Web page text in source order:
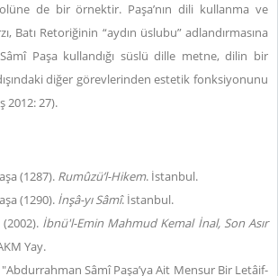
de bir örnektir. Paşa’nın dili kullanma ve
Batı Retoriğinin “aydın üslubu” adlandırmasına
Paşa kullandığı süslü dille metne, dilin bir
diğer görevlerinden estetik fonksiyonunu
2012: 27).
(1287). Rumûzü’l-Hikem. İstanbul.
(1290). İnşâ-yı Sâmî. İstanbul.
İbnü'l-Emin Mahmud Kemal İnal, Son Asır
Yay.
Sâmî Paşa’ya Ait Mensur Bir Letâif-